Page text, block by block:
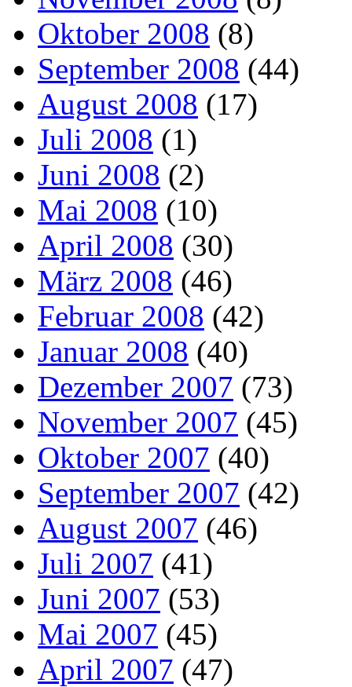
Oktober 2008 (8)
September 2008 (44)
August 2008 (17)
Juli 2008 (1)
Juni 2008 (2)
Mai 2008 (10)
April 2008 (30)
März 2008 (46)
Februar 2008 (42)
Januar 2008 (40)
Dezember 2007 (73)
November 2007 (45)
Oktober 2007 (40)
September 2007 (42)
August 2007 (46)
Juli 2007 (41)
Juni 2007 (53)
Mai 2007 (45)
April 2007 (47)